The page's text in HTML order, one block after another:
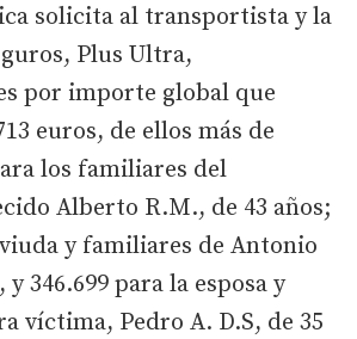
solicita al transportista y la
Plus Ultra,
por importe global que
euros, de ellos más de
los familiares del
Alberto R.M., de 43 años;
y familiares de Antonio
y 346.699 para la esposa y
víctima, Pedro A. D.S, de 35